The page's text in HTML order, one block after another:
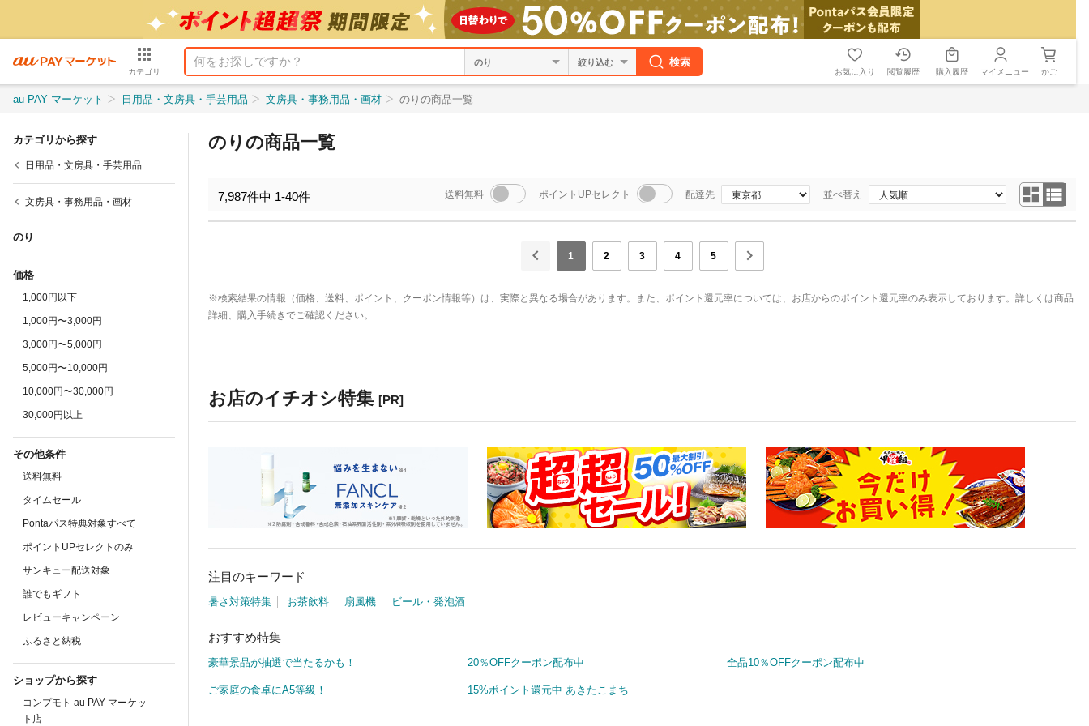
カテゴリ
絞り込む 検索
お気に入り 閲覧履歴 購入履歴 マイメニュー かご
au PAY マーケット 日用品・文房具・手芸用品 文房具・事務用品・画材 のりの商品一覧
カテゴリから探す
日用品・文房具・手芸用品
文房具・事務用品・画材
のり
価格
1,000円以下
1,000円〜3,000円
3,000円〜5,000円
5,000円〜10,000円
10,000円〜30,000円
30,000円以上
その他条件
送料無料
タイムセール
Pontaパス特典対象すべて
ポイントUPセレクトのみ
サンキュー配送対象
誰でもギフト
レビューキャンペーン
ふるさと納税
ショップから探す
コンプモト au PAY マーケッ
ト店
のりの商品一覧
7,987件中 1-40件 送料無料 ポイントUPセレクト 配達先 並べ替え
1 2 3 4 5
※検索結果の情報（価格、送料、ポイント、クーポン情報等）は、実際と異なる場合があります。また、ポイント還元率については、お店からのポイント還元率のみ表示しております。詳しくは商品
詳細、購入手続きでご確認ください。
お店のイチオシ特集 [PR]
注目のキーワード
暑さ対策特集 お茶飲料 扇風機 ビール・発泡酒
おすすめ特集
豪華景品が抽選で当たるかも！ 20％OFFクーポン配布中 全品10％OFFクーポン配布中
ご家庭の食卓にA5等級！ 15%ポイント還元中 あきたこまち